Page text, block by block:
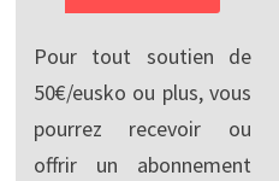
Pour tout soutien de
50€/eusko ou plus, vous
pourrez recevoir ou
offrir un abonnement